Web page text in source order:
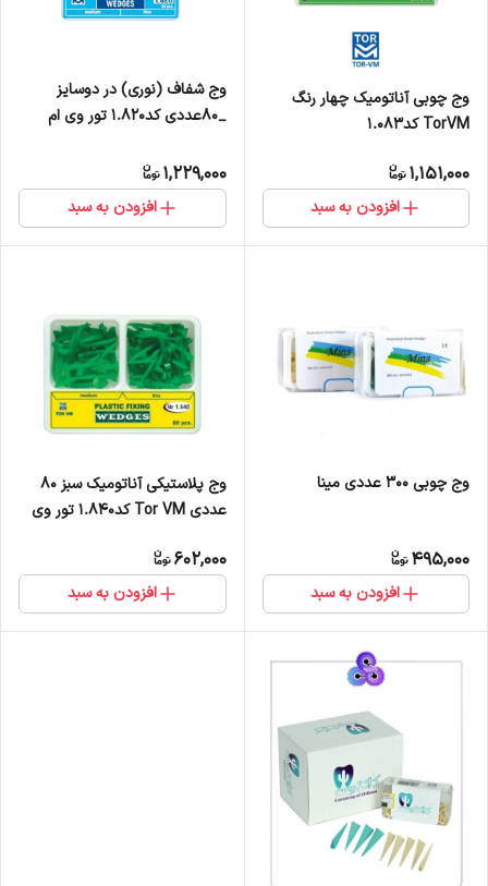
وج چوبی آناتومیک چهار رنگ
TorVM کد1.083
1,151,000
افزودن به سبد
وج شفاف (نوری) در دوسایز
_80عددی کد1.820 تور وی ام
1,229,000
افزودن به سبد
وج چوبی ۳۰۰ عددی مینا
495,000
افزودن به سبد
وج پلاستیکی آناتومیک سبز ۸۰
عددی Tor VM کد1.840 تور وی
602,000
افزودن به سبد